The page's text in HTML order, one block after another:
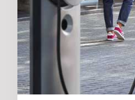
OPEL